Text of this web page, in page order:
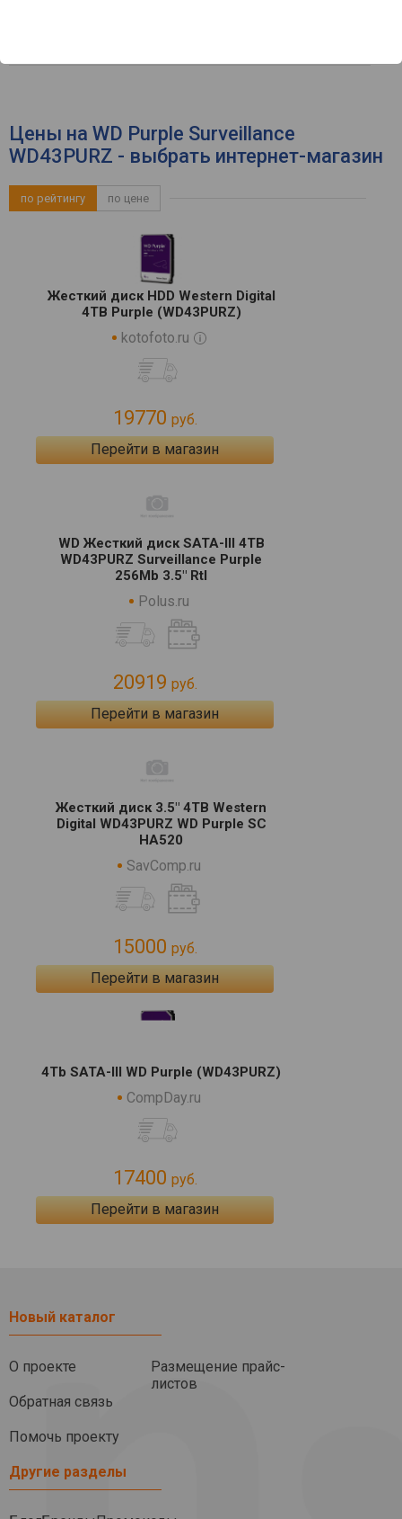
Цены на WD Purple Surveillance
WD43PURZ - выбрать интернет-магазин
по рейтингу по цене
Жесткий диск HDD Western Digital
4TB Purple (WD43PURZ)
kotofoto.ru
19770 руб.
Перейти в магазин
WD Жесткий диск SATA-III 4TB
WD43PURZ Surveillance Purple
256Mb 3.5" Rtl
Polus.ru
20919 руб.
Перейти в магазин
Жесткий диск 3.5" 4TB Western
Digital WD43PURZ WD Purple SC
HA520
SavComp.ru
15000 руб.
Перейти в магазин
4Tb SATA-III WD Purple (WD43PURZ)
CompDay.ru
17400 руб.
Перейти в магазин
Новый каталог
О проекте
Обратная связь
Помочь проекту
Размещение прайс-
листов
Другие разделы